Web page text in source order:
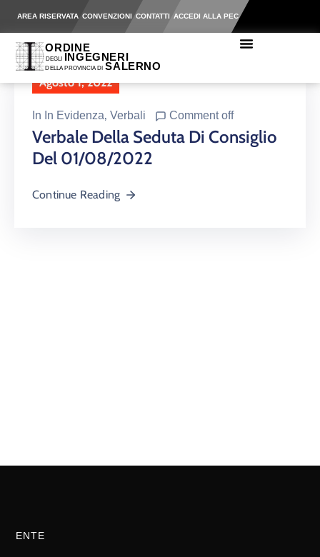
AREA RISERVATA CONVENZIONI CONTATTI ACCEDI ALLA PEC
Agosto 1, 2022
In In Evidenza‚ Verbali Comment off
Verbale Della Seduta Di Consiglio
Del 01/08/2022
Continue Reading
ENTE